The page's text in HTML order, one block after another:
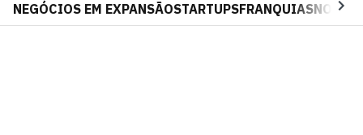
NEGÓCIOS EM EXPANSÃOSTARTUPSFRANQUIAS